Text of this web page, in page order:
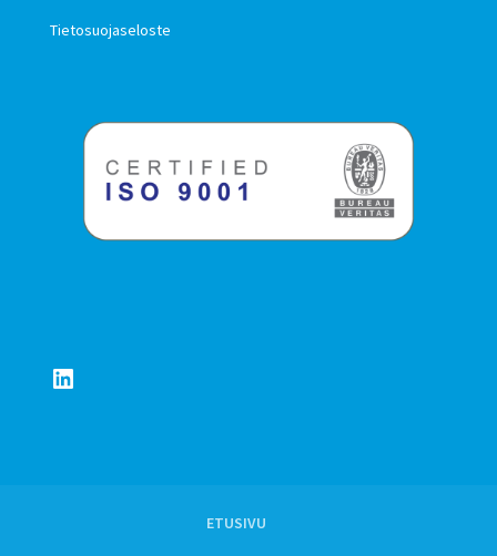
Tietosuojaseloste
LinkedIn
ETUSIVU